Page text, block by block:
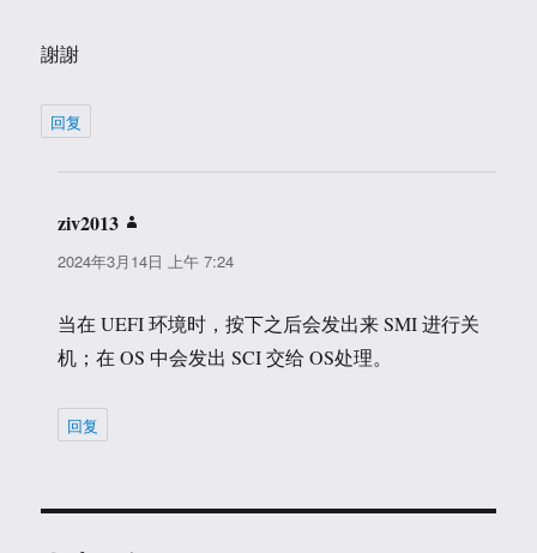
謝謝
回复
ziv2013
道：
2024年3月14日 上午 7:24
当在 UEFI 环境时，按下之后会发出来 SMI 进行关
机；在 OS 中会发出 SCI 交给 OS处理。
回复